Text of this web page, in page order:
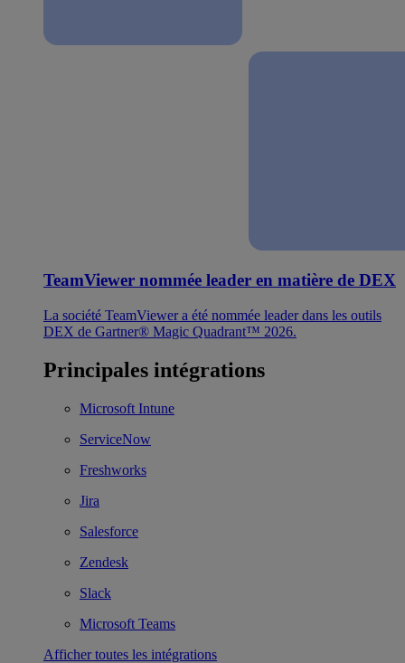
TeamViewer nommée leader en matière de DEX
La société TeamViewer a été nommée leader dans les outils
DEX de Gartner® Magic Quadrant™ 2026.
Principales intégrations
Microsoft Intune
ServiceNow
Freshworks
Jira
Salesforce
Zendesk
Slack
Microsoft Teams
Afficher toutes les intégrations